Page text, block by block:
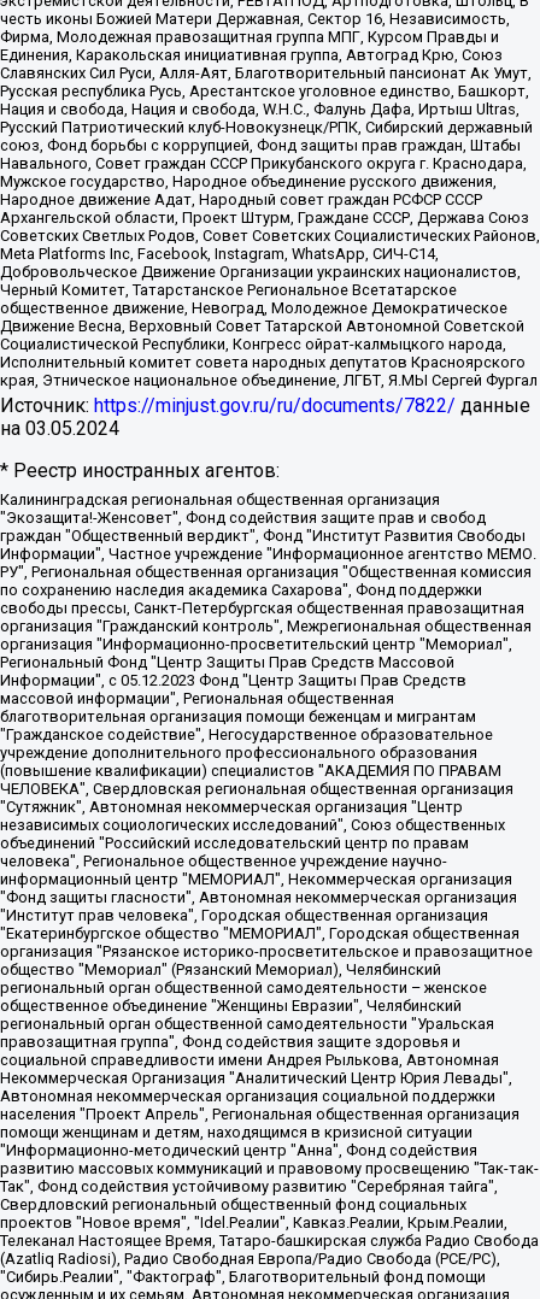
честь иконы Божией Матери Державная, Сектор 16, Независимость,
Фирма, Молодежная правозащитная группа МПГ, Курсом Правды и
Единения, Каракольская инициативная группа, Автоград Крю, Союз
Славянских Сил Руси, Алля-Аят, Благотворительный пансионат Ак Умут,
Русская республика Русь, Арестантское уголовное единство, Башкорт,
Нация и свобода, Нация и свобода, W.H.С., Фалунь Дафа, Иртыш Ultras,
Русский Патриотический клуб-Новокузнецк/РПК, Сибирский державный
союз, Фонд борьбы с коррупцией, Фонд защиты прав граждан, Штабы
Навального, Совет граждан СССР Прикубанского округа г. Краснодара,
Мужское государство, Народное объединение русского движения,
Народное движение Адат, Народный совет граждан РСФСР СССР
Архангельской области, Проект Штурм, Граждане СССР, Держава Союз
Советских Светлых Родов, Совет Советских Социалистических Районов,
Meta Platforms Inc, Facebook, Instagram, WhatsApp, СИЧ-С14,
Добровольческое Движение Организации украинских националистов,
Черный Комитет, Татарстанское Региональное Всетатарское
общественное движение, Невоград, Молодежное Демократическое
Движение Весна, Верховный Совет Татарской Автономной Советской
Социалистической Республики, Конгресс ойрат-калмыцкого народа,
Исполнительный комитет совета народных депутатов Красноярского
края, Этническое национальное объединение, ЛГБТ, Я.МЫ Сергей Фургал
Источник: https://minjust.gov.ru/ru/documents/7822/ данные
на 03.05.2024
* Реестр иностранных агентов:
Калининградская региональная общественная организация "Экозащита!-Женсовет", Фонд содействия защите прав и свобод граждан "Общественный вердикт", Фонд "Институт Развития Свободы Информации", Частное учреждение "Информационное агентство МЕМО. РУ", Региональная общественная организация "Общественная комиссия по сохранению наследия академика Сахарова", Фонд поддержки свободы прессы, Санкт-Петербургская общественная правозащитная организация "Гражданский контроль", Межрегиональная общественная организация "Информационно-просветительский центр "Мемориал", Региональный Фонд "Центр Защиты Прав Средств Массовой Информации", с 05.12.2023 Фонд "Центр Защиты Прав Средств массовой информации", Региональная общественная благотворительная организация помощи беженцам и мигрантам "Гражданское содействие", Негосударственное образовательное учреждение дополнительного профессионального образования (повышение квалификации) специалистов "АКАДЕМИЯ ПО ПРАВАМ ЧЕЛОВЕКА", Свердловская региональная общественная организация "Сутяжник", Автономная некоммерческая организация "Центр независимых социологических исследований", Союз общественных объединений "Российский исследовательский центр по правам человека", Региональное общественное учреждение научно-информационный центр "МЕМОРИАЛ", Некоммерческая организация "Фонд защиты гласности", Автономная некоммерческая организация "Институт прав человека", Городская общественная организация "Екатеринбургское общество "МЕМОРИАЛ", Городская общественная организация "Рязанское историко-просветительское и правозащитное общество "Мемориал" (Рязанский Мемориал), Челябинский региональный орган общественной самодеятельности – женское общественное объединение "Женщины Евразии", Челябинский региональный орган общественной самодеятельности "Уральская правозащитная группа", Фонд содействия защите здоровья и социальной справедливости имени Андрея Рылькова, Автономная Некоммерческая Организация "Аналитический Центр Юрия Левады", Автономная некоммерческая организация социальной поддержки населения "Проект Апрель", Региональная общественная организация помощи женщинам и детям, находящимся в кризисной ситуации "Информационно-методический центр "Анна", Фонд содействия развитию массовых коммуникаций и правовому просвещению "Так-так-Так", Фонд содействия устойчивому развитию "Серебряная тайга", Свердловский региональный общественный фонд социальных проектов "Новое время", "Idel.Реалии", Кавказ.Реалии, Крым.Реалии, Телеканал Настоящее Время, Татаро-башкирская служба Радио Свобода (Azatliq Radiosi), Радио Свободная Европа/Радио Свобода (PCE/PC), "Сибирь.Реалии", "Фактограф", Благотворительный фонд помощи осужденным и их семьям, Автономная некоммерческая организация "Институт глобализации и социальных движений", Фонд "В защиту прав заключенных", Частное учреждение "Центр поддержки и содействия развитию средств массовой информации", Пензенский региональный общественный благотворительный фонд "Гражданский союз", "Север.Реалии", Некоммерческая организация Фонд "Правовая инициатива", Общество с ограниченной ответственностью "Радио Свободная Европа/Радио Свобода", Чешское информационное агентство "MEDIUM-ORIENT", Красноярская региональная общественная организация "Мы против СПИДа", Камалягин Денис Николаевич, Маркелов Сергей Евгеньевич, Пономарев Лев Александрович, Савицкая Людмила Алексеевна, Автономная некоммерческая организация "Центр по работе с проблемой насилия "НАСИЛИЮ.НЕТ", Межрегиональный профессиональный союз работников здравоохранения "Альянс врачей", Юридическое лицо, зарегистрированное в Латвийской Республике, SIA "Medusa Project" (регистрационный номер 40103797863, дата регистрации 10.06.2014), Некоммерческая организация "Фонд по борьбе с коррупцией", Автономная некоммерческая организация "Институт права и публичной политики", Баданин Роман Сергеевич, Гликин Максим Александрович, Железнова Мария Михайловна, Лукьянова Юлия Сергеевна, Маетная Елизавета Витальевна, Маняхин Петр Борисович, Чуракова Ольга Владимировна, Ярош Юлия Петровна, Юридическое лицо "The Insider SIA", зарегистрированное в Риге, Латвийская Республика (дата регистрации 26.06.2015), являющееся администратором доменного имени интернет-издания "The Insider SIA", https://theins.ru, Постернак Алексей Евгеньевич, Рубин Михаил Аркадьевич, Анин Роман Александрович, Юридическое лицо Istories fonds, зарегистрированное в Латвийской Республике (регистрационный номер 50008295751, дата регистрации 24.02.2020), Великовский Дмитрий Александрович, Долинина Ирина Николаевна, Мароховская Алеся Алексеевна, Шлейнов Роман Юрьевич, Шмагун Олеся Валентиновна, Общество с ограниченной ответственностью "Альтаир 2021", Общество с ограниченной ответственностью "Вега 2021", Общество с ограниченной ответственностью "Главный редактор 2021", Общество с ограниченной ответственностью "Ромашки монолит", Важенков Артем Валерьевич, Ивановская областная общественная организация "Центр гендерных исследований", Гурман Юрий Альбертович, Медиапроект "ОВД-Инфо", Егоров Владимир Владимирович, Жилинский Владимир Александрович, Общество с ограниченной ответственностью "ЗП", Иванова София Юрьевна, Карезина Инна Павловна, Кильтау Екатерина Викторовна, Петров Алексей Викторович, Пискунов Сергей Евгеньевич, Смирнов Сергей Сергеевич, Тихонов Михаил Сергеевич, Общество с ограниченной ответственностью "ЖУРНАЛИСТ-ИНОСТРАННЫЙ АГЕНТ", Арапова Галина Юрьевна, Вольтская Татьяна Анатольевна, Американская компания "Mason G.E.S. Anonymous Foundation" (США), являющаяся владельцем интернет-издания https://mnews.world/, Компания "Stichting Bellingcat", зарегистрированная в Нидерландах (дата регистрации 11.07.2018), Захаров Андрей Вячеславович, Клепиковская Екатерина Дмитриевна, Общество с ограниченной ответственностью "МЕМО", Перл Роман Александрович, Симонов Евгений Алексеевич, Соловьева Елена Анатольевна, Сотников Даниил Владимирович, Сурначева Елизавета Дмитриевна, Автономная некоммерческая организация по защите прав человека и информированию населения "Якутия – Наше Мнение", Общество с ограниченной ответственностью "Москоу диджитал медиа", с 26.01.2023 Общество с ограниченной ответственностью "Чайка Белые сады", Ветошкина Валерия Валерьевна, Заговора Максим Александрович, Межрегиональное общественное движение "Российская ЛГБТ - сеть", Оленичев Максим Владимирович, Павлов Иван Юрьевич, Скворцова Елена Сергеевна, Общество с ограниченной ответственностью "Как бы инагент", Кочетков Игорь Викторович, Общество с ограниченной ответственностью "Честные выборы", Еланчик Олег Александрович, Общество с ограниченной ответственностью "Нобелевский призыв", Гималова Регина Эмилевна, Григорьев Андрей Валерьевич, Григорьева Алина Александровна, Ассоциация по содействию защите прав призывников, альтернативнослужащих и военнослужащих "Правозащитная группа "Гражданин.Армия.Право", Хисамова Регина Фаритовна, Автономная некоммерческая организация по реализации социально-правовых программ "Лилит", Дальневосточное общественное движение "Маяк", Санкт-Петербургская ЛГБТ-инициативная группа "Выход", Инициативная группа ЛГБТ+ "Реверс", Алексеев Андрей Викторович, Бекбулатова Таисия Львовна, Беляев Иван Михайлович, Владыкина Елена Сергеевна, Гельман Марат Александрович, Никульшина Вероника Юрьевна, Толоконникова Надежда Андреевна, Шендерович Виктор Анатольевич, Общество с ограниченной ответственностью "Данное сообщение", Общество с ограниченной ответственностью Издательский дом "Новая глава", Айнбиндер Александра Александровна, Московский комьюнити-центр для ЛГБТ+инициатив, Благотворительный фонд развития филантропии, Deutsche Welle (Германия, Kurt-Schumacher-Strasse 3, 53113 Bonn), Борзунова Мария Михайловна, Воробьев Виктор Викторович, Голубева Анна Львовна, Константинова Алла Михайловна, Малкова Ирина Владимировна, Мурадов Мурад Абдулгалимович, Осетинская Елизавета Николаевна, Понасенков Евгений Николаевич, Ганапольский Матвей Юрьевич, Киселев Евгений Алексеевич, Борухович Ирина Григорьевна, Дремин Иван Тимофеевич, Дубровский Дмитрий Викторович, Красноярская региональная общественная организация поддержки и развития альтернативных образовательных технологий и межкультурных коммуникаций "ИНТЕРРА", Маяковская Екатерина Алексеевна, Фейгин Марк Захарович, Филимонов Андрей Викторович, Дзугкоева Регина Николаевна, Доброхотов Роман Александрович, Дудь Юрий Александрович, Елкин Сергей Владимирович, Кругликов Кирилл Игоревич, Сабунаева Мария Леонидовна, Семенов Алексей Владимирович, Шаинян Карен Багратович, Шульман Екатерина Михайловна, Асафьев Артур Валерьевич, Вахштайн Виктор Семенович, Венедиктов Алексей Алексеевич, Лушникова Екатерина Евгеньевна, Волков Леонид Михайлович, Невзоров Александр Глебович, Пархоменко Сергей Борисович, Сироткин Ярослав Николаевич, Кара-Мурза Владимир Владимирович, Баранова Наталья Владимировна, Гозман Леонид Яковлевич, Кагарлицкий Борис Юльевич, Климарев Михаил Валерьевич, Милов Владимир Станиславович, Автономная некоммерческая организация Краснодарский центр современного искусства "Типография", Моргенштерн Алишер Тагирович, Соболь Любовь Эдуардовна, Общество с ограниченной ответственностью "ЛИЗА НОРМ", Каспаров Гарри Кимович, Ходорковский Михаил Борисович, Общество с ограниченной ответственностью "Апрельские тезисы", Данилович Ирина Брониславовна, Кашин Олег Владимирович, Петров Николай Владимирович, Пивоваров Алексей Владимирович, Соколов Михаил Владимирович, Цветкова Юлия Владимировна, Чичваркин Евгений Александрович, Комитет против пыток/Команда против пыток, Общество с ограниченной ответственностью "Первый научный", Общество с ограниченной ответственностью "Вертолет и ко", Белоцерковская Вероника Борисовна, Кац Максим Евгеньевич, Лазарева Татьяна Юрьевна, Шаведдинов Руслан Табризович, Яшин Илья Валерьевич, Общество с ограниченной ответственностью "Иноагент ААВ", Алешковский Дмитрий Петрович, Альбац Евгения Марковна, Быков Дмитрий Львович, Галямина Юлия Евгеньевна, Лойко Сергей Леонидович, Мартынов Кирилл Константинович, Медведев Сергей Александрович, Крашенинников Федор Геннадиевич, Гордеева Катерина Вл